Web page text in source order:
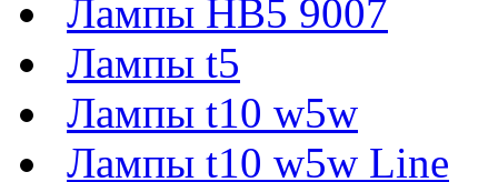
Лампы HB5 9007
Лампы t5
Лампы t10 w5w
Лампы t10 w5w Line